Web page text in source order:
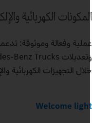
الكهربائية
وفعالة وموثوقة:
التجهيزات الكهربائية
Welcome